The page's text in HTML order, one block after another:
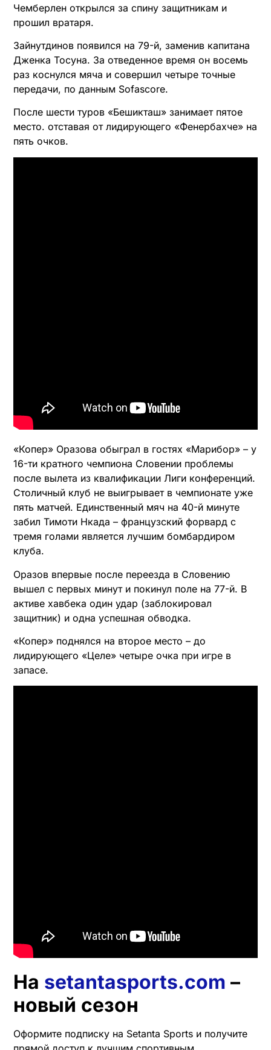
Чемберлен открылся за спину защитникам и
прошил вратаря.
Зайнутдинов появился на 79-й, заменив капитана
Дженка Тосуна. За отведенное время он восемь
раз коснулся мяча и совершил четыре точные
передачи, по данным Sofascore.
После шести туров «Бешикташ» занимает пятое
место. отставая от лидирующего «Фенербахче» на
пять очков.
«Копер» Оразова обыграл в гостях «Марибор» – у
16-ти кратного чемпиона Словении проблемы
после вылета из квалификации Лиги конференций.
Столичный клуб не выигрывает в чемпионате уже
пять матчей. Единственный мяч на 40-й минуте
забил Тимоти Нкада – французский форвард с
тремя голами является лучшим бомбардиром
клуба.
Оразов впервые после переезда в Словению
вышел с первых минут и покинул поле на 77-й. В
активе хавбека один удар (заблокировал
защитник) и одна успешная обводка.
«Копер» поднялся на второе место – до
лидирующего «Целе» четыре очка при игре в
запасе.
На setantasports.com –
новый сезон
Оформите подписку на Setanta Sports и получите